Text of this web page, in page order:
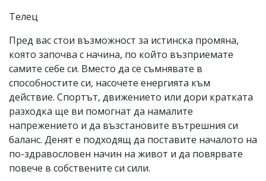
Телец
Пред вас стои възможност за истинска промяна,
която започва с начина, по който възприемате
самите себе си. Вместо да се съмнявате в
способностите си, насочете енергията към
действие. Спортът, движението или дори кратката
разходка ще ви помогнат да намалите
напрежението и да възстановите вътрешния си
баланс. Денят е подходящ да поставите началото на
по-здравословен начин на живот и да повярвате
повече в собствените си сили.